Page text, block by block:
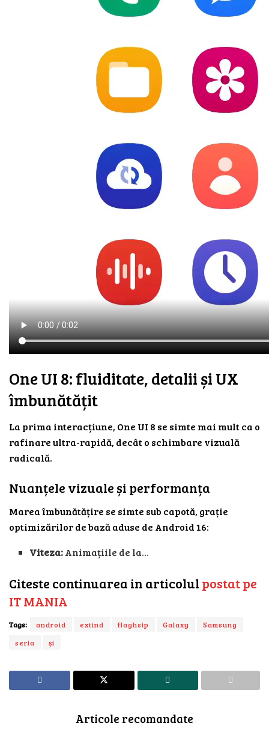
One UI 8: fluiditate, detalii și UX
îmbunătățit
La prima interacțiune, One UI 8 se simte mai mult ca o
rafinare ultra-rapidă, decât o schimbare vizuală
radicală.
Nuanțele vizuale și performanța
Marea îmbunătățire se simte sub capotă, grație
optimizărilor de bază aduse de Android 16:
Viteza:Animațiile de la…
Citeste continuarea in articolul postat pe
IT MANIA
Tags: android extind flaghsip Galaxy
Samsung
seria
și
Articole recomandate